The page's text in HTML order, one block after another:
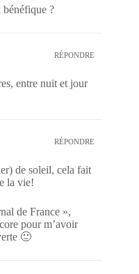
bénéfique ?
RÉPONDRE
entre nuit et jour
RÉPONDRE
de soleil, cela fait
la vie!
de France »,
pour m’avoir
🙂